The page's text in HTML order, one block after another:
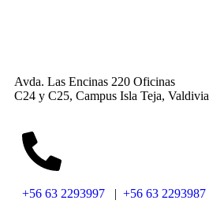
Avda. Las Encinas 220 Oficinas
C24 y C25, Campus Isla Teja, Valdivia
+56 63 2293997 | +56 63 2293987